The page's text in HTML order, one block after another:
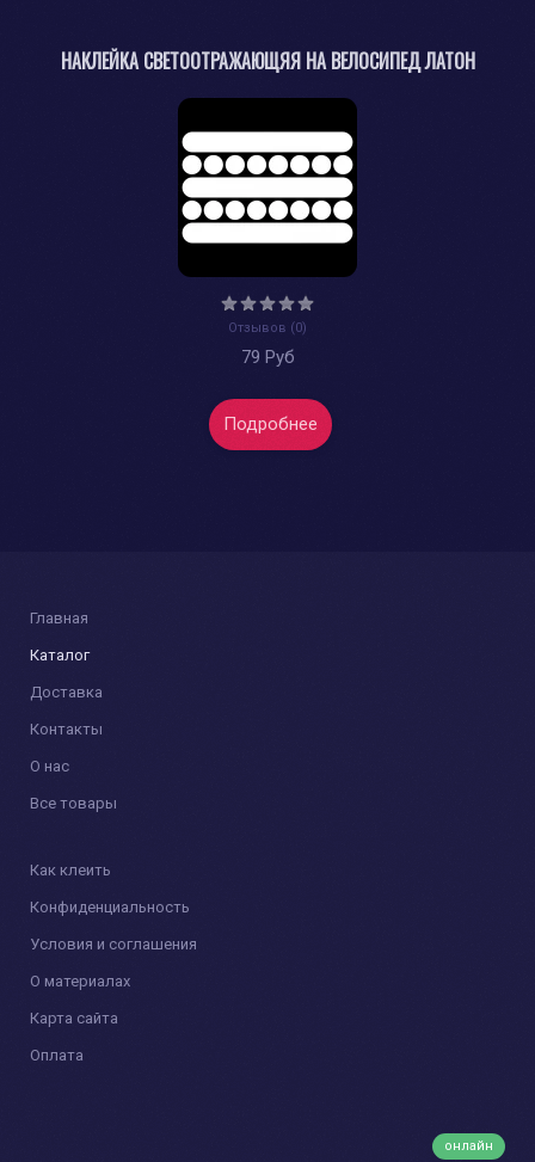
НАКЛЕЙКА СВЕТООТРАЖАЮЩЯЯ НА ВЕЛОСИПЕД ЛАТОН
Отзывов (0)
79 Руб
Подробнее
Главная
Каталог
Доставка
Контакты
О нас
Все товары
Как клеить
Конфиденциальность
Условия и соглашения
О материалах
Карта сайта
Оплата
онлайн